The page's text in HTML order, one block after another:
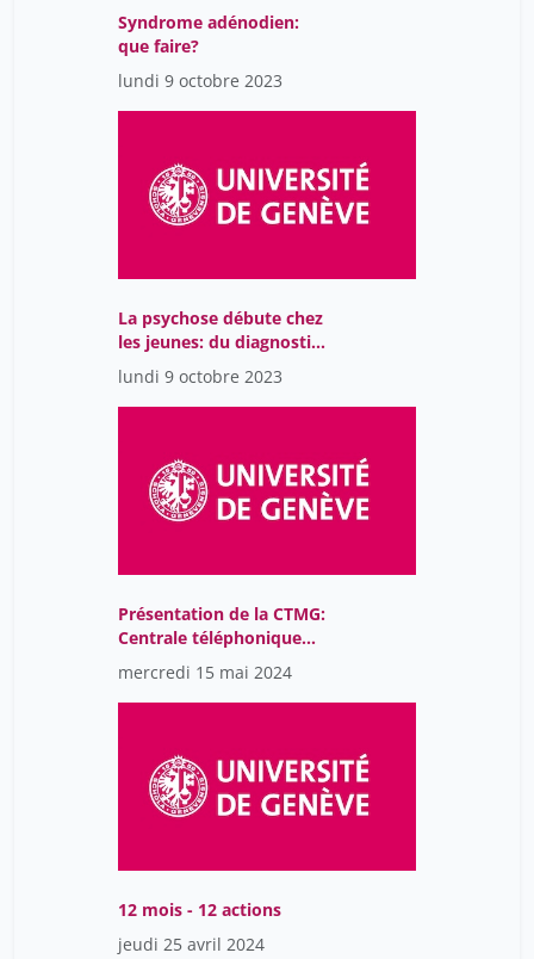
Syndrome adénodien:
que faire?
lundi 9 octobre 2023
La psychose débute chez
les jeunes: du diagnostic
à l'intervention précoce
lundi 9 octobre 2023
Présentation de la CTMG:
Centrale téléphonique
des médecins de garde
Prise en charge des
appels pédiatriques
mercredi 15 mai 2024
12 mois - 12 actions
jeudi 25 avril 2024